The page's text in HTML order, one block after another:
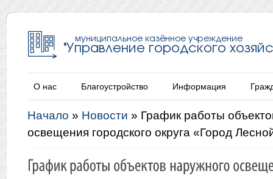
О нас Благоустройство Информация
Начало » Новости » График работы
освещения городского округа «Город